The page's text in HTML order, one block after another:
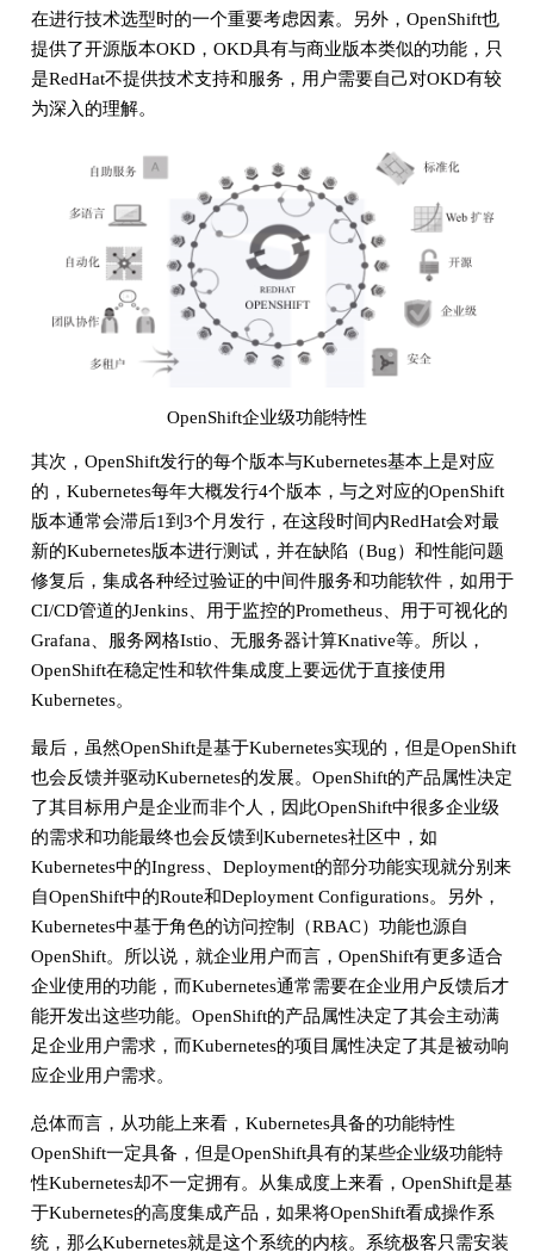
在进行技术选型时的一个重要考虑因素。另外，OpenShift也
提供了开源版本OKD，OKD具有与商业版本类似的功能，只
是RedHat不提供技术支持和服务，用户需要自己对OKD有较
为深入的理解。
OpenShift企业级功能特性
其次，OpenShift发行的每个版本与Kubernetes基本上是对应
的，Kubernetes每年大概发行4个版本，与之对应的OpenShift
版本通常会滞后1到3个月发行，在这段时间内RedHat会对最
新的Kubernetes版本进行测试，并在缺陷（Bug）和性能问题
修复后，集成各种经过验证的中间件服务和功能软件，如用于
CI/CD管道的Jenkins、用于监控的Prometheus、用于可视化的
Grafana、服务网格Istio、无服务器计算Knative等。所以，
OpenShift在稳定性和软件集成度上要远优于直接使用
Kubernetes。
最后，虽然OpenShift是基于Kubernetes实现的，但是OpenShift
也会反馈并驱动Kubernetes的发展。OpenShift的产品属性决定
了其目标用户是企业而非个人，因此OpenShift中很多企业级
的需求和功能最终也会反馈到Kubernetes社区中，如
Kubernetes中的Ingress、Deployment的部分功能实现就分别来
自OpenShift中的Route和Deployment Configurations。另外，
Kubernetes中基于角色的访问控制（RBAC）功能也源自
OpenShift。所以说，就企业用户而言，OpenShift有更多适合
企业使用的功能，而Kubernetes通常需要在企业用户反馈后才
能开发出这些功能。OpenShift的产品属性决定了其会主动满
足企业用户需求，而Kubernetes的项目属性决定了其是被动响
应企业用户需求。
总体而言，从功能上来看，Kubernetes具备的功能特性
OpenShift一定具备，但是OpenShift具有的某些企业级功能特
性Kubernetes却不一定拥有。从集成度上来看，OpenShift是基
于Kubernetes的高度集成产品，如果将OpenShift看成操作系
统，那么Kubernetes就是这个系统的内核。系统极客只需安装